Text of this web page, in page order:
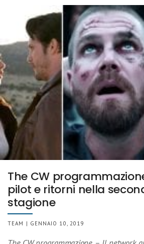
The CW
pilot e ritorni nella
stagione
TEAM | GENNAIO 10, 2019